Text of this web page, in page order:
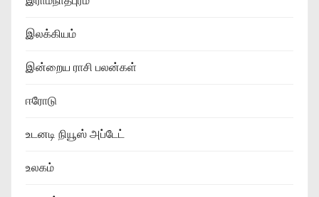
இலக்கியம்
இன்றைய ராசி பலன்கள்
ஈரோடு
உடனடி நியூஸ் அப்டேட்
உலகம்